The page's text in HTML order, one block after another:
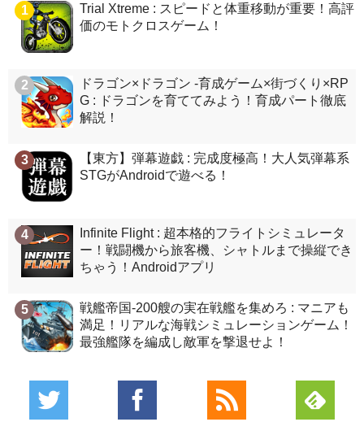
1
Trial Xtreme : スピードと体重移動が重要！高評
価のモトクロスゲーム！
2
ドラゴン×ドラゴン -育成ゲーム×街づくり×RP
G : ドラゴンを育ててみよう！育成パート徹底
解説！
3
【東方】弾幕遊戯 : 完成度極高！大人気弾幕系
STGがAndroidで遊べる！
4
Infinite Flight : 超本格的フライトシミュレータ
ー！戦闘機から旅客機、シャトルまで操縦でき
ちゃう！Androidアプリ
5
戦艦帝国-200艘の実在戦艦を集めろ : マニアも
満足！リアルな海戦シミュレーションゲーム！
最強艦隊を編成し敵軍を撃退せよ！